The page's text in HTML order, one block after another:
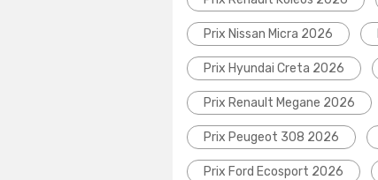
Prix Nissan Micra 2026
Prix Hyundai Creta 2026
Prix Renault Megane 2026
Prix Peugeot 308 2026
Prix Ford Ecosport 2026